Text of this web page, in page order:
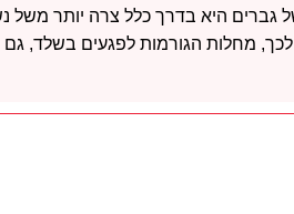
גברים היא בדרך כלל צרה יותר משל
מחלות הגורמות לפגעים בשלד, גם הן